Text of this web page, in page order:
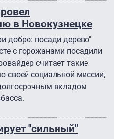
в Новокузнецке
добро: посади дерево"
с горожанами посадили
считает такие
своей социальной миссии,
вкладом
"сильный"